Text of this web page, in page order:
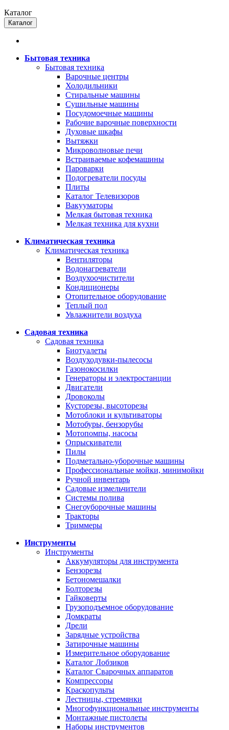
Каталог
Каталог
Бытовая техника
Бытовая техника
Варочные центры
Холодильники
Стиральные машины
Сушильные машины
Посудомоечные машины
Рабочие варочные поверхности
Духовые шкафы
Вытяжки
Микроволновые печи
Встраиваемые кофемашины
Пароварки
Подогреватели посуды
Плиты
Каталог Телевизоров
Вакууматоры
Мелкая бытовая техника
Мелкая техника для кухни
Климатическая техника
Климатическая техника
Вентиляторы
Водонагреватели
Воздухоочистители
Кондиционеры
Отопительное оборудование
Теплый пол
Увлажнители воздуха
Садовая техника
Садовая техника
Биотуалеты
Воздуходувки-пылесосы
Газонокосилки
Генераторы и электростанции
Двигатели
Дровоколы
Кусторезы, высоторезы
Мотоблоки и культиваторы
Мотобуры, бензорубы
Мотопомпы, насосы
Опрыскиватели
Пилы
Подметально-уборочные машины
Профессиональные мойки, минимойки
Ручной инвентарь
Садовые измельчители
Системы полива
Снегоуборочные машины
Тракторы
Триммеры
Инструменты
Инструменты
Аккумуляторы для инструмента
Бензорезы
Бетономешалки
Болторезы
Гайковерты
Грузоподъемное оборудование
Домкраты
Дрели
Зарядные устройства
Затирочные машины
Измерительное оборудование
Каталог Лобзиков
Каталог Сварочных аппаратов
Компрессоры
Краскопульты
Лестницы, стремянки
Многофункциональные инструменты
Монтажные пистолеты
Наборы инструментов